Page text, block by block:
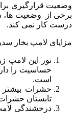
قرارگیری برا ی این
وضعیت ها، سدیم
نمی کند.
لامپ بخار سدیم با
نور این لامپ زرد
حساسیت را دارد و به
حشرات بیشتر به
تابستان حشرات
درخشندگی لامپ به